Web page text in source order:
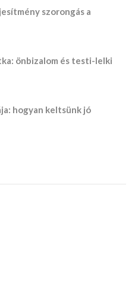
szorongás a
önbizalom és testi-lelki
hogyan keltsünk jó